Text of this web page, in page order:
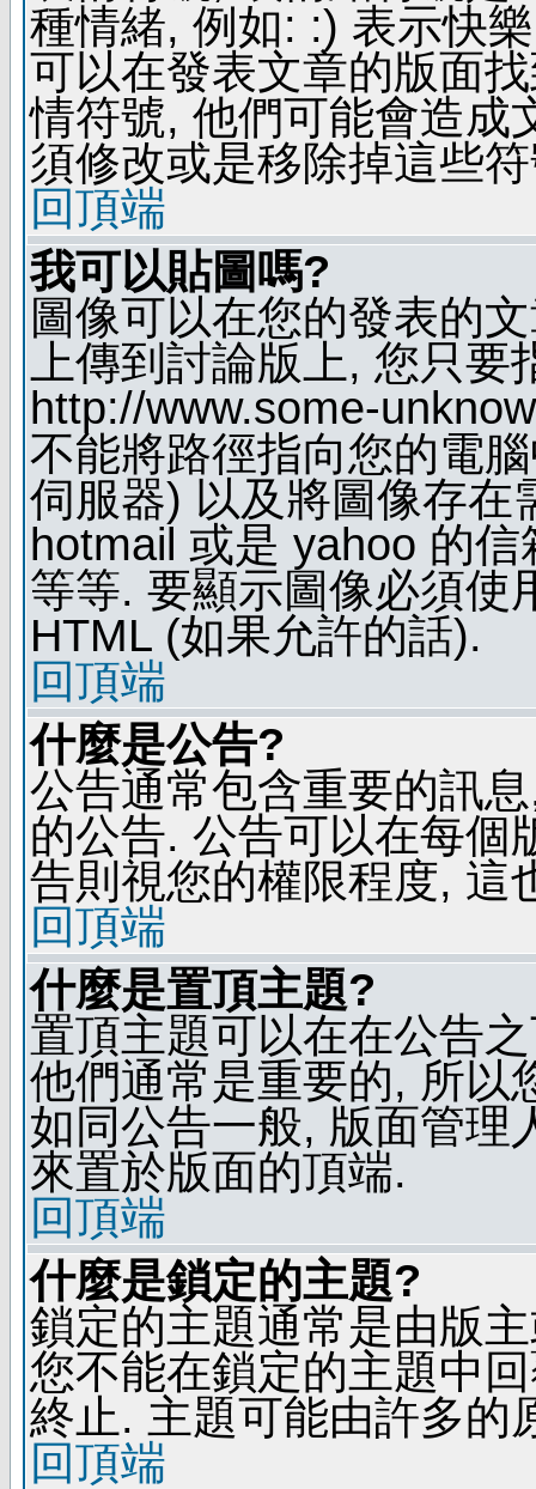
種情緒, 例如: :) 表示快
可以在發表文章的版面
情符號, 他們可能會造成
須修改或是移除掉這些
回頂端
我可以貼圖嗎?
圖像可以在您的發表的
上傳到討論版上, 您只
http://www.some-
不能將路徑指向您的電
伺服器) 以及將圖像存在
hotmail 或是 yahoo 的
等等. 要顯示圖像必須使
HTML (如果允許的話).
回頂端
什麼是公告?
公告通常包含重要的訊
的公告. 公告可以在每個
告則視您的權限程度, 這
回頂端
什麼是置頂主題?
置頂主題可以在在公告
他們通常是重要的, 所以
如同公告一般, 版面管理
來置於版面的頂端.
回頂端
什麼是鎖定的主題?
鎖定的主題通常是由版
您不能在鎖定的主題中
終止. 主題可能由許多的
回頂端